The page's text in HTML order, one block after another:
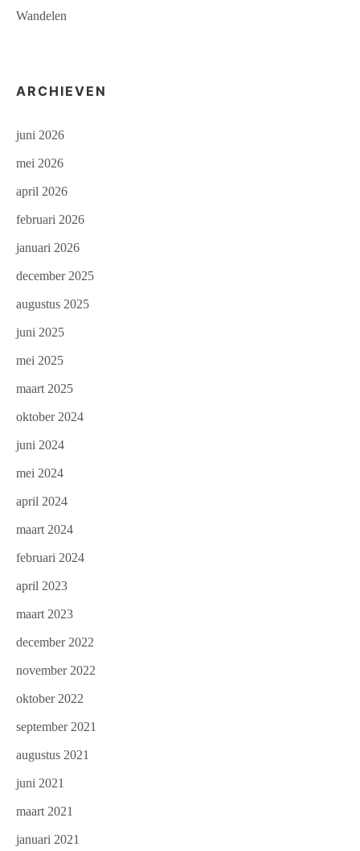
Wandelen
ARCHIEVEN
juni 2026
mei 2026
april 2026
februari 2026
januari 2026
december 2025
augustus 2025
juni 2025
mei 2025
maart 2025
oktober 2024
juni 2024
mei 2024
april 2024
maart 2024
februari 2024
april 2023
maart 2023
december 2022
november 2022
oktober 2022
september 2021
augustus 2021
juni 2021
maart 2021
januari 2021